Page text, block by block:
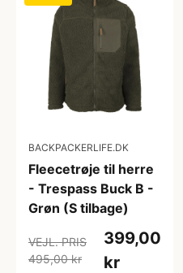
BACKPACKERLIFE.DK
Fleecetrøje til herre
- Trespass Buck B -
Grøn (S tilbage)
VEJL. PRIS
495,00 kr
399,00
kr